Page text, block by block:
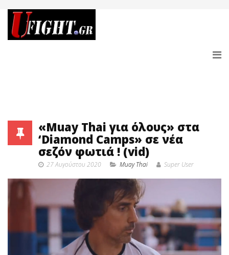
«Muay Thai για όλους» στα
‘Diamond Camps» σε νέα
σεζόν φωτιά ! (vid)
27 Αυγούστου 2020 Muay Thai Super User